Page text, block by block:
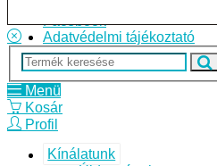
Facebook
Adatvédelmi tájékoztató
Menü
Kosár
Profil
Kínálatunk